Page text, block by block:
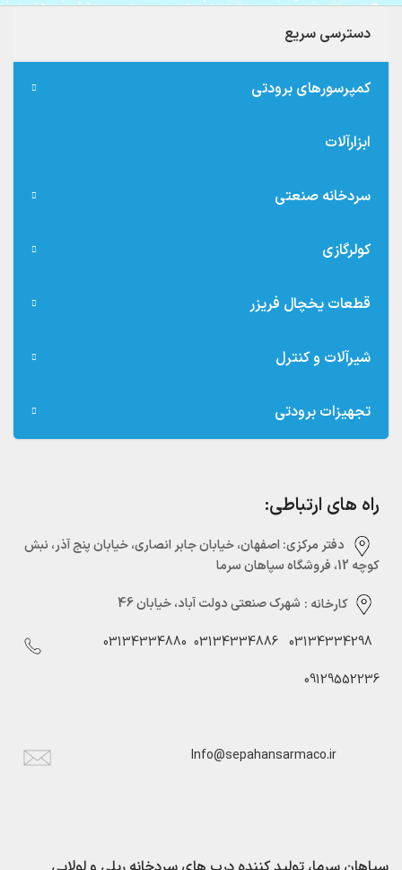
دسترسی سریع
کمپرسورهای برودتی
ابزارآلات
سردخانه صنعتی
کولرگازی
قطعات یخچال فریزر
شیرآلات و کنترل
تجهیزات برودتی
راه های ارتباطی:
دفتر مرکزی:‌ اصفهان، خیابان جابر انصاری، خیابان پنج آذر، نبش
کوچه 12، فروشگاه سپاهان سرما
کارخانه : شهرک صنعتی دولت آباد، خیابان 46
03134334298
03134334886
03134334880
09129552236
Info@sepahansarmaco.ir